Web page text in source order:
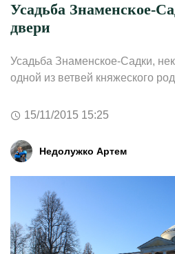
Усадьба Знаменское-
двери
Усадьба Знаменское-Садки,
одной из ветвей княжеского
15/11/2015 15:25
Недолужко Артем